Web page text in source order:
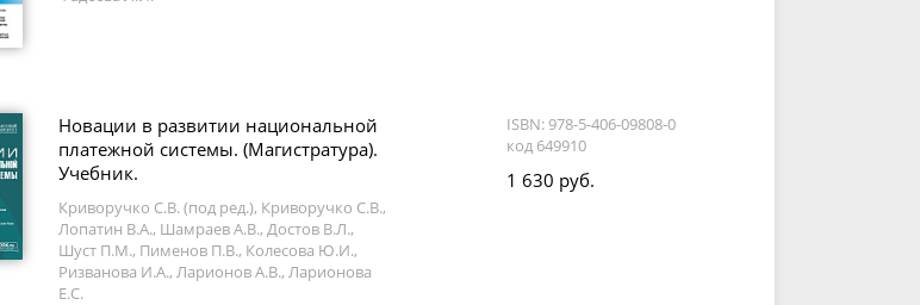
Новации в развитии национальной
платежной системы. (Магистратура).
Учебник.
Криворучко С.В. (под ред.), Криворучко С.В.,
Лопатин В.А., Шамраев А.В., Достов В.Л.,
Шуст П.М., Пименов П.В., Колесова Ю.И.,
Ризванова И.А., Ларионов А.В., Ларионова
Е.С.
ISBN: 978-5-406-09808-0
код 649910
1 630 руб.